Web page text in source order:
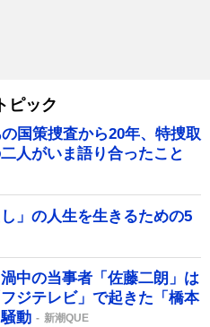
ピック
国策捜査から20年、特捜取
人がいま語り合ったこと
」の人生を生きるための5
中の当事者「佐藤二朗」は
ジテレビ」で起きた「橋本
動
新潮QUE